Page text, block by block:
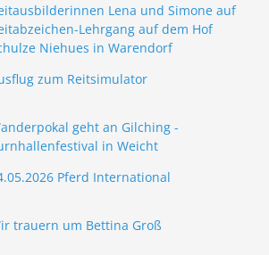
Lena und Simone auf
Lehrgang auf dem Hof
Niehues in Warendorf
zum Reitsimulator
geht an Gilching -
in Weicht
Pferd International
trauern um Bettina Groß